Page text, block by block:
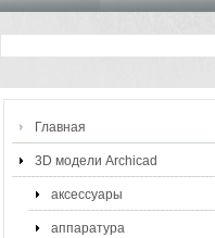
Главная
3D модели Archicad
аксессуары
аппаратура